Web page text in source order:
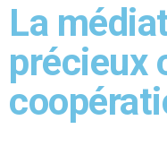
La
précieux